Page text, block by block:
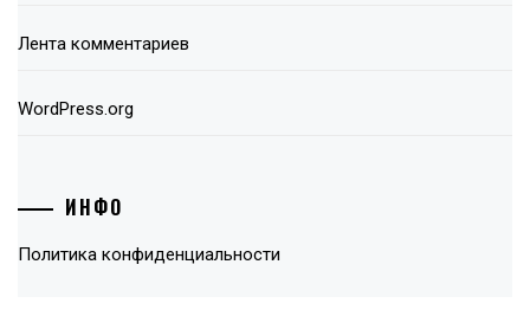
Лента комментариев
WordPress.org
ИНФО
Политика конфиденциальности